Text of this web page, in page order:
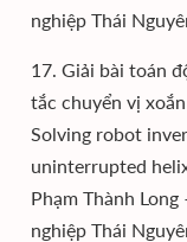
nghiệp Thái
17. Giải bài toán
tắc chuyển vị
Solving robot
uninterrupted
Phạm Thành
nghiệp Thái